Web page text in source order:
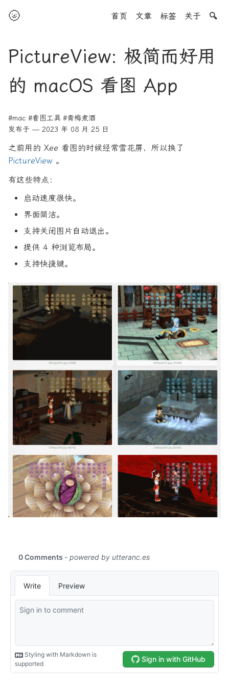
🌝 首页 文章 标签 关于 🔍
PictureView: 极简而好用
的 macOS 看图 App
#mac #看图工具 #青梅煮酒
发布于 — 2023 年 08 月 25 日
之前用的 Xee 看图的时候经常雪花屏，所以换了
PictureView 。
有这些特点：
启动速度很快。
界面简洁。
支持关闭图片自动退出。
提供 4 种浏览布局。
支持快捷键。